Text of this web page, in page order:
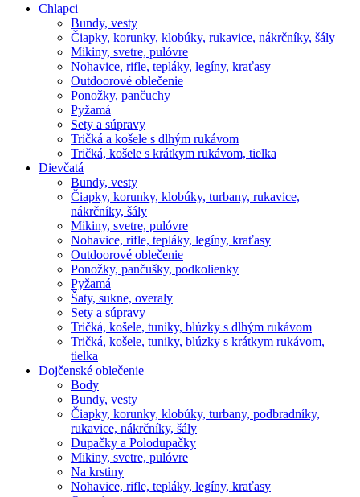
Chlapci
Bundy, vesty
Čiapky, korunky, klobúky, rukavice, nákrčníky, šály
Mikiny, svetre, pulóvre
Nohavice, rifle, tepláky, legíny, kraťasy
Outdoorové oblečenie
Ponožky, pančuchy
Pyžamá
Sety a súpravy
Tričká a košele s dlhým rukávom
Tričká, košele s krátkym rukávom, tielka
Dievčatá
Bundy, vesty
Čiapky, korunky, klobúky, turbany, rukavice,
nákrčníky, šály
Mikiny, svetre, pulóvre
Nohavice, rifle, tepláky, legíny, kraťasy
Outdoorové oblečenie
Ponožky, pančušky, podkolienky
Pyžamá
Šaty, sukne, overaly
Sety a súpravy
Tričká, košele, tuniky, blúzky s dlhým rukávom
Tričká, košele, tuniky, blúzky s krátkym rukávom,
tielka
Dojčenské oblečenie
Body
Bundy, vesty
Čiapky, korunky, klobúky, turbany, podbradníky,
rukavice, nákrčníky, šály
Dupačky a Polodupačky
Mikiny, svetre, pulóvre
Na krstiny
Nohavice, rifle, tepláky, legíny, kraťasy